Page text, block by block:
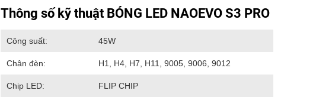
Thông số kỹ thuật BÓNG LED NAOEVO S3 PRO
Công suất: 45W
Chân đèn: H1, H4, H7, H11, 9005, 9006, 9012
Chip LED: FLIP CHIP